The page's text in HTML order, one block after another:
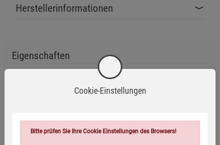
Herstellerinformationen
Eigenschaften
Cookie-Einstellungen
Bitte prüfen Sie Ihre Cookie Einstellungen des Browsers!